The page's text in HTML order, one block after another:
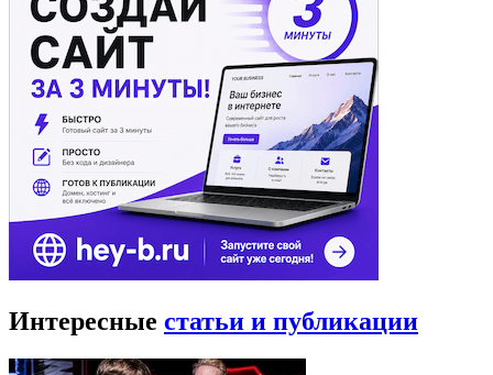
Интересные статьи и публикации